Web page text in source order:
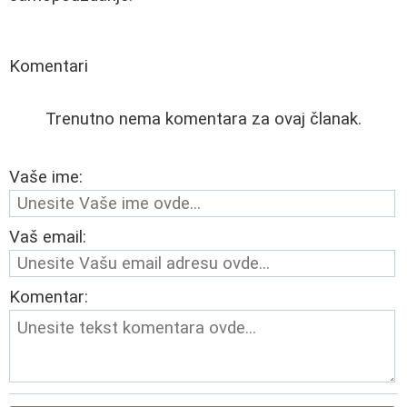
Komentari
Trenutno nema komentara za ovaj članak.
Vaše ime:
Vaš email:
Komentar: